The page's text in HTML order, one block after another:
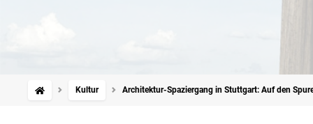
Kultur Architektur-Spaziergang in Stuttgart: Auf den